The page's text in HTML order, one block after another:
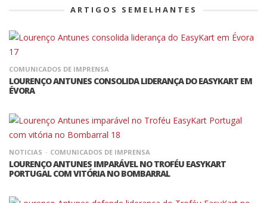
ARTIGOS SEMELHANTES
COMUNICADOS DE IMPRENSA
LOURENÇO ANTUNES CONSOLIDA LIDERANÇA DO EASYKART EM
ÉVORA
NOTICIAS COMUNICADOS DE IMPRENSA
LOURENÇO ANTUNES IMPARÁVEL NO TROFÉU EASYKART
PORTUGAL COM VITÓRIA NO BOMBARRAL